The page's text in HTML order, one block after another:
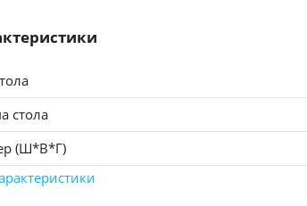
стола
(Ш*В*Г)